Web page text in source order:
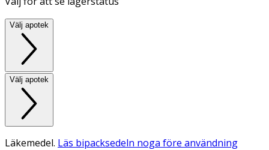
Välj apotek
Välj apotek
Läkemedel. Läs bipacksedeln noga före användning